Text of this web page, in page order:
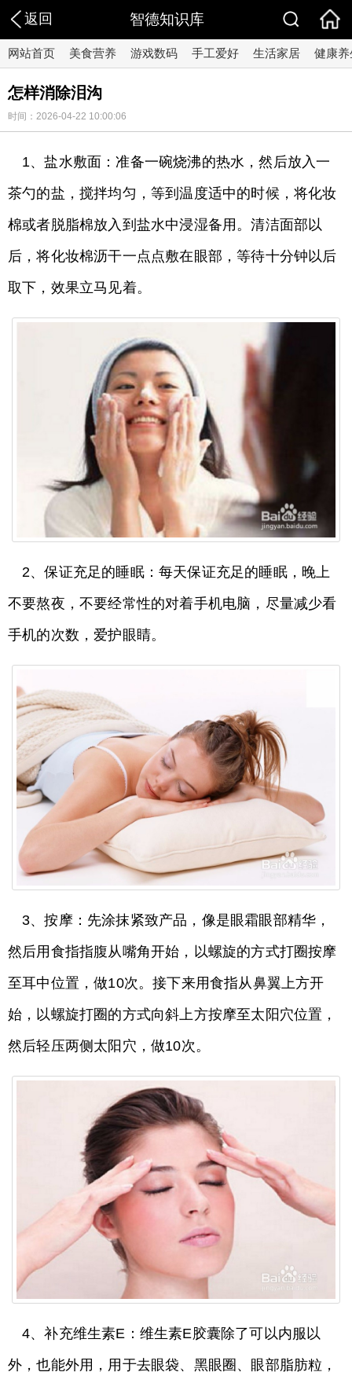
返回 智德知识库
网站首页 美食营养 游戏数码 手工爱好 生活家居 健康养
怎样消除泪沟
时间：2026-04-22 10:00:06
1、盐水敷面：准备一碗烧沸的热水，然后放入一
茶勺的盐，搅拌均匀，等到温度适中的时候，将化妆
棉或者脱脂棉放入到盐水中浸湿备用。清洁面部以
后，将化妆棉沥干一点点敷在眼部，等待十分钟以后
取下，效果立马见着。
2、保证充足的睡眠：每天保证充足的睡眠，晚上
不要熬夜，不要经常性的对着手机电脑，尽量减少看
手机的次数，爱护眼睛。
3、按摩：先涂抹紧致产品，像是眼霜眼部精华，
然后用食指指腹从嘴角开始，以螺旋的方式打圈按摩
至耳中位置，做10次。接下来用食指从鼻翼上方开
始，以螺旋打圈的方式向斜上方按摩至太阳穴位置，
然后轻压两侧太阳穴，做10次。
4、补充维生素E：维生素E胶囊除了可以内服以
外，也能外用，用于去眼袋、黑眼圈、眼部脂肪粒，